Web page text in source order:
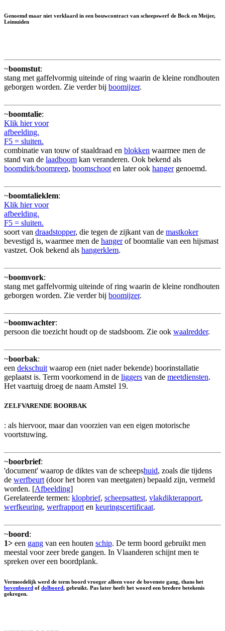
Genoemd maar niet verklaard in een bouwcontract van scheepswerf de Bock en Meijer,
Leimuiden
~boomstut:
stang met gaffelvormig uiteinde of ring waarin de kleine rondhouten
geborgen worden. Zie verder bij boomijzer.
~boomtalie:
Klik hier voor
afbeelding.
F5 = sluiten.
combinatie van touw of staaldraad en blokken waarmee men de
stand van de laadboom kan veranderen. Ook bekend als
boomdirk/boomreep, boomschoot en later ook hangergenoemd.
~boomtalieklem:
Klik hier voor
afbeelding.
F5 = sluiten.
soort van draadstopper, die tegen de zijkant van de mastkoker
bevestigd is, waarmee men de hangerof boomtalie van een hijsmast
vastzet. Ook bekend als hangerklem.
~boomvork:
stang met gaffelvormig uiteinde of ring waarin de kleine rondhouten
geborgen worden. Zie verder bij boomijzer.
~boomwachter:
persoon die toezicht houdt op de stadsboom. Zie ook waalredder.
~boorbak:
een dekschuit waarop een (niet nader bekende) boorinstallatie
geplaatst is. Term voorkomend in de liggers van de meetdiensten.
Het vaartuig droeg de naam Amstel 19.
ZELFVARENDE BOORBAK
: als hiervoor, maar dan voorzien van een eigen motorische
voortstuwing.
~boorbrief:
'document' waarop de diktes van de scheepshuid, zoals die tijdens
de werfbeurt (door het boren van meetgaten) bepaald zijn, vermeld
worden. [Afbeelding]
Gerelateerde termen: klopbrief, scheepsattest, vlakdikterapport,
werfkeuring, werfrapport en keuringscertificaat.
~boord:
1> een gang van een houten schip. De term boord gebruikt men
meestal voor zeer brede gangen. In Vlaanderen schijnt men te
spreken over een boordplank.
Vermoedelijk werd de term boord vroeger alleen voor de bovenste gang, thans het
bovenboord of dolboord, gebruikt. Pas later heeft het woord een bredere betekenis
gekregen.